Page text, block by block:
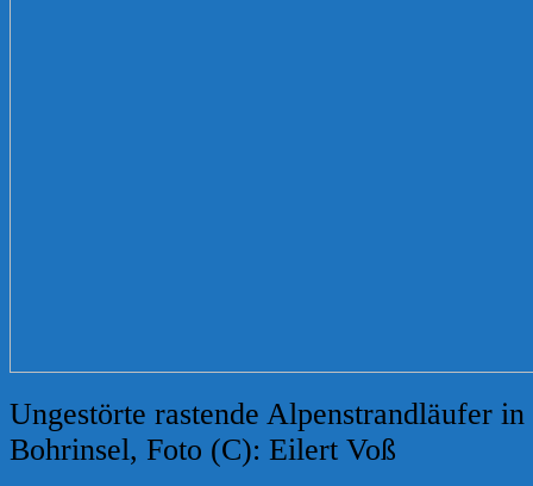
Ungestörte rastende Alpenstrandläufer
Bohrinsel, Foto (C): Eilert Voß